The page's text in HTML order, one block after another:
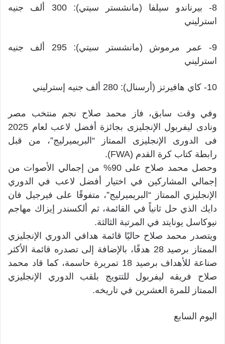
8- بيرناندو سيلفا (مانشستر سيتي): 300 ألف جنيه
استرليني
9- عمر مرموش (مانشستر سيتي): 295 ألف جنيه
استرليني
10- كاي هافيرتز (أرسنال): 280 ألف جنيه إسترليني
وفي وقت سابق، فاز محمد صلاح نجم منتخب مصر
ونادى ليفربول الإنجليزى بجائزة أفضل لاعب لعام 2025
فى الدورى الإنجليزى الممتاز “البريميرليج”، من قبل
رابطة كتاب كرة القدم (FWA).
وحصل محمد صلاح على 90% من إجمالي الأصوات من
إجمالي المشاركين في اختيار أفضل لاعب في الدوري
الإنجليزي الممتاز “البريميرليج”، متفوقًا على فيرجيل فان
دايك الذي حل ثانياً في القائمة، ثم ألكسندر إيزاك مهاجم
نيوكاسل يونايتد في المرتبة الثالثة.
ويتصدر محمد صلاح حاليًا قائمة هدافي الدوري الإنجليزي
الممتاز برصيد 28 هدفًا، بالإضافة إلى تصدره قائمة الأكثر
صناعة للأهداف برصيد 18 تمريرة حاسمة، كما قاد محمد
صلاح فريقه ليفربول للتتويج بلقب الدوري الإنجليزي
الممتاز للمرة العشرين في تاريخه.
اليوم السابع